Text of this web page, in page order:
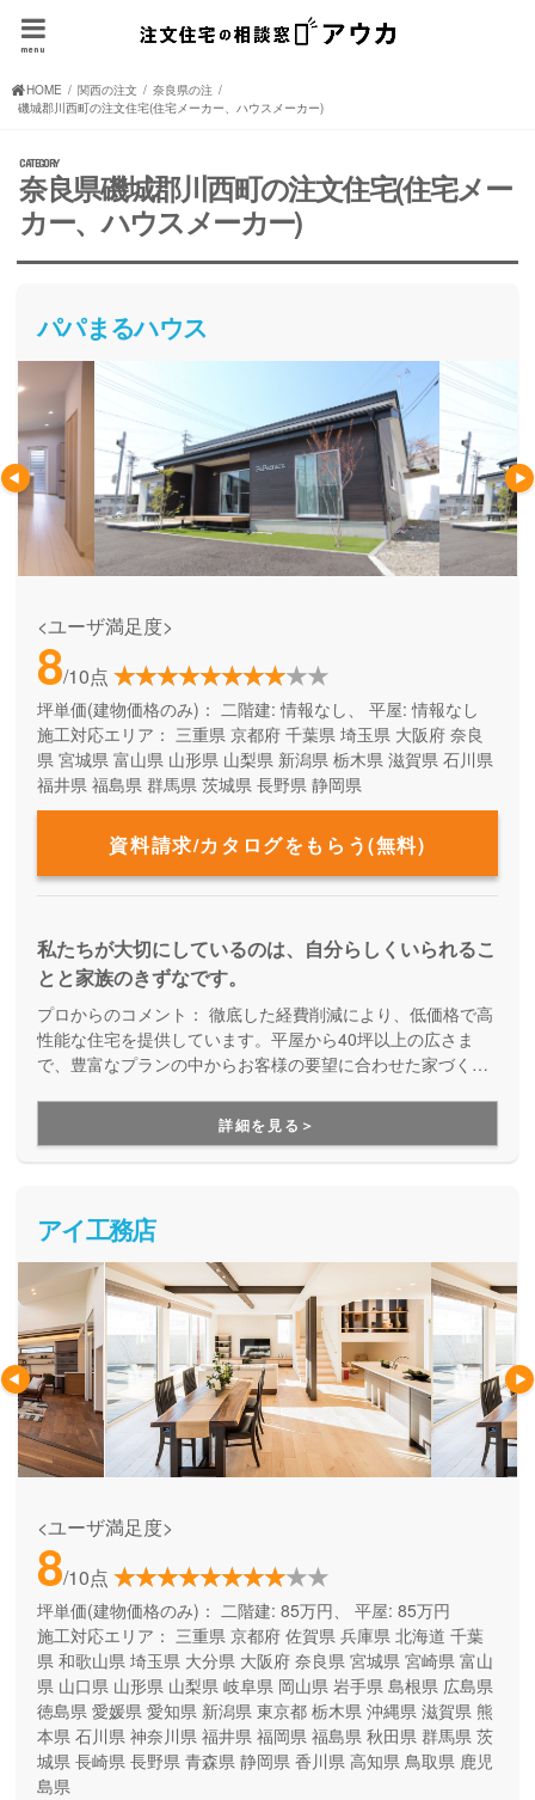
menu
HOME 関西の注文住宅(住宅メーカー、ハウスメーカー)
奈良県の注文住宅(住宅メーカー、ハウスメーカー)
磯城郡川西町の注文住宅(住宅メーカー、ハウスメーカー)
奈良県磯城郡川西町の注文住宅(住宅メー
カー、ハウスメーカー)
パパまるハウス
<ユーザ満足度>
8/10点
坪単価(建物価格のみ)： 二階建: 情報なし、 平屋: 情報なし
施工対応エリア： 三重県 京都府 千葉県 埼玉県 大阪府 奈良
県 宮城県 富山県 山形県 山梨県 新潟県 栃木県 滋賀県 石川県
福井県 福島県 群馬県 茨城県 長野県 静岡県
資料請求/カタログをもらう(無料)
私たちが大切にしているのは、自分らしくいられるこ
とと家族のきずなです。
プロからのコメント： 徹底した経費削減により、低価格で高
性能な住宅を提供しています。平屋から40坪以上の広さま
で、豊富なプランの中からお客様の要望に合わせた家づくり
ず、予算内で快適な住まいを建てたい方にオススメです。
詳細を見る＞
アイ工務店
<ユーザ満足度>
8/10点
坪単価(建物価格のみ)： 二階建: 85万円、 平屋: 85万円
施工対応エリア： 三重県 京都府 佐賀県 兵庫県 北海道 千葉
県 和歌山県 埼玉県 大分県 大阪府 奈良県 宮城県 宮崎県 富山
県 山口県 山形県 山梨県 岐阜県 岡山県 岩手県 島根県 広島県
徳島県 愛媛県 愛知県 新潟県 東京都 栃木県 沖縄県 滋賀県 熊
本県 石川県 神奈川県 福井県 福岡県 福島県 秋田県 群馬県 茨
城県 長崎県 長野県 青森県 静岡県 香川県 高知県 鳥取県 鹿児
島県